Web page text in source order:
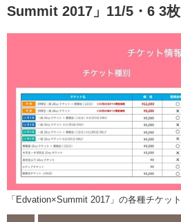
Summit 2017」11/5・6 3
「Edvation×Summit 2017」の各種チケット